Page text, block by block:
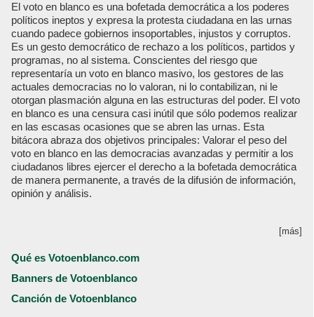
El voto en blanco es una bofetada democrática a los poderes
políticos ineptos y expresa la protesta ciudadana en las urnas
cuando padece gobiernos insoportables, injustos y corruptos.
Es un gesto democrático de rechazo a los políticos, partidos y
programas, no al sistema. Conscientes del riesgo que
representaría un voto en blanco masivo, los gestores de las
actuales democracias no lo valoran, ni lo contabilizan, ni le
otorgan plasmación alguna en las estructuras del poder. El voto
en blanco es una censura casi inútil que sólo podemos realizar
en las escasas ocasiones que se abren las urnas. Esta
bitácora abraza dos objetivos principales: Valorar el peso del
voto en blanco en las democracias avanzadas y permitir a los
ciudadanos libres ejercer el derecho a la bofetada democrática
de manera permanente, a través de la difusión de información,
opinión y análisis.
[más]
Qué es Votoenblanco.com
Banners de Votoenblanco
Canción de Votoenblanco